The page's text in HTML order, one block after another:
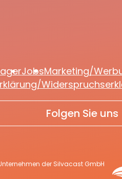
JobsMarketing/
Folgen Sie uns
der Silvacast GmbH